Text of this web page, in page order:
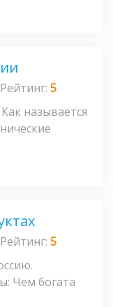
Рейтинг: 5
называется
Рейтинг: 5
Чем богата